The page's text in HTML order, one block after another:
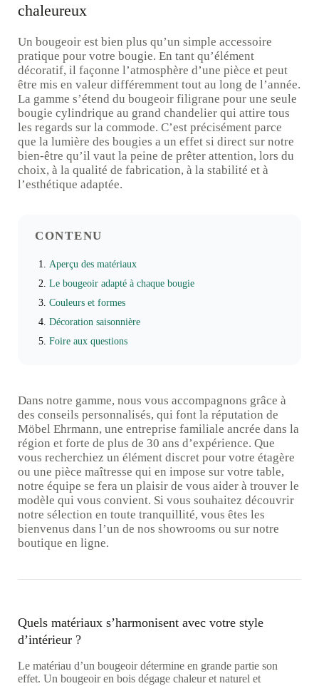
chaleureux
Un bougeoir est bien plus qu’un simple accessoire
pratique pour votre bougie. En tant qu’élément
décoratif, il façonne l’atmosphère d’une pièce et peut
être mis en valeur différemment tout au long de l’année.
La gamme s’étend du bougeoir filigrane pour une seule
bougie cylindrique au grand chandelier qui attire tous
les regards sur la commode. C’est précisément parce
que la lumière des bougies a un effet si direct sur notre
bien-être qu’il vaut la peine de prêter attention, lors du
choix, à la qualité de fabrication, à la stabilité et à
l’esthétique adaptée.
CONTENU
Aperçu des matériaux
Le bougeoir adapté à chaque bougie
Couleurs et formes
Décoration saisonnière
Foire aux questions
Dans notre gamme, nous vous accompagnons grâce à
des conseils personnalisés, qui font la réputation de
Möbel Ehrmann, une entreprise familiale ancrée dans la
région et forte de plus de 30 ans d’expérience. Que
vous recherchiez un élément discret pour votre étagère
ou une pièce maîtresse qui en impose sur votre table,
notre équipe se fera un plaisir de vous aider à trouver le
modèle qui vous convient. Si vous souhaitez découvrir
notre sélection en toute tranquillité, vous êtes les
bienvenus dans l’un de nos showrooms ou sur notre
boutique en ligne.
Quels matériaux s’harmonisent avec votre style
d’intérieur ?
Le matériau d’un bougeoir détermine en grande partie son
effet. Un bougeoir en bois dégage chaleur et naturel et